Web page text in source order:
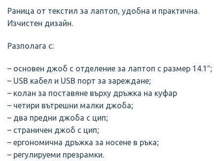
Раница от текстил за лаптоп, удобна и практична.
Изчистен дизайн.
Разполага с:
– основен джоб с отделение за лаптоп с размер 14.1″;
– USB кабел и USB порт за зареждане;
– колан за поставяне върху дръжка на куфар
– четири вътрешни малки джоба;
– два предни джоба с цип;
– страничен джоб с цип;
– ергономична дръжка за носене в ръка;
– регулируеми презрамки.